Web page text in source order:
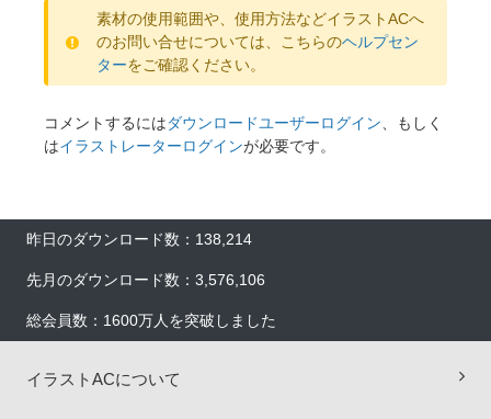
素材の使用範囲や、使用方法などイラストACへ
のお問い合せについては、こちらのヘルプセン
ターをご確認ください。
コメントするにはダウンロードユーザーログイン、もしく
はイラストレーターログインが必要です。
昨日のダウンロード数：138,214
先月のダウンロード数：3,576,106
総会員数：1600万人を突破しました
イラストACについて